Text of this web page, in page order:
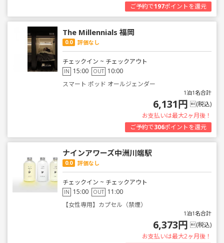
ご予約で197ポイントを還元
The Millennials 福岡
0.0 評価なし
チェックイン ~ チェックアウト
IN 15:00 OUT 10:00
スマート ポッド オールジェンダー
1泊1名合計
6,131円 (税込)
お支払いは最大2ヶ月後！
ご予約で306ポイントを還元
ナインアワーズ中洲川端駅
0.0 評価なし
チェックイン ~ チェックアウト
IN 15:00 OUT 11:00
【女性専用】カプセル（禁煙）
1泊1名合計
6,373円 (税込)
お支払いは最大2ヶ月後！